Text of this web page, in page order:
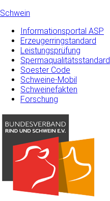
Schwein
Informationsportal ASP
Erzeugerringstandard
Leistungsprüfung
Spermaqualitätsstandard
Soester Code
Schweine-Mobil
Schweinefakten
Forschung